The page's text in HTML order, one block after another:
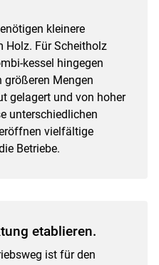
kleinere
Holz. Für Scheitholz
kessel hingegen
größeren Mengen
gelagert und von hoher
unterschiedlichen
vielfältige
Betriebe.
etablieren.
ist für den